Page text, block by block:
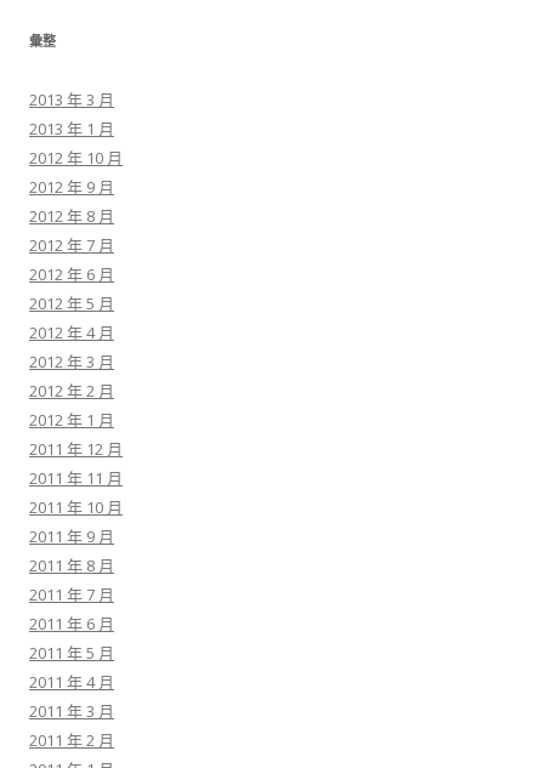
彙整
2013 年 3 月
2013 年 1 月
2012 年 10 月
2012 年 9 月
2012 年 8 月
2012 年 7 月
2012 年 6 月
2012 年 5 月
2012 年 4 月
2012 年 3 月
2012 年 2 月
2012 年 1 月
2011 年 12 月
2011 年 11 月
2011 年 10 月
2011 年 9 月
2011 年 8 月
2011 年 7 月
2011 年 6 月
2011 年 5 月
2011 年 4 月
2011 年 3 月
2011 年 2 月